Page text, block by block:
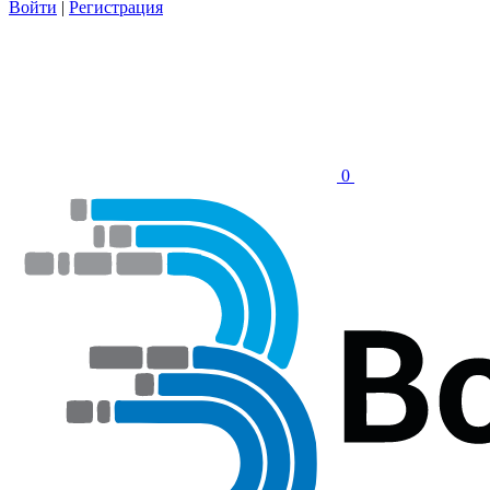
Войти | Регистрация
0